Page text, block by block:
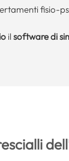
fisio-
il software di